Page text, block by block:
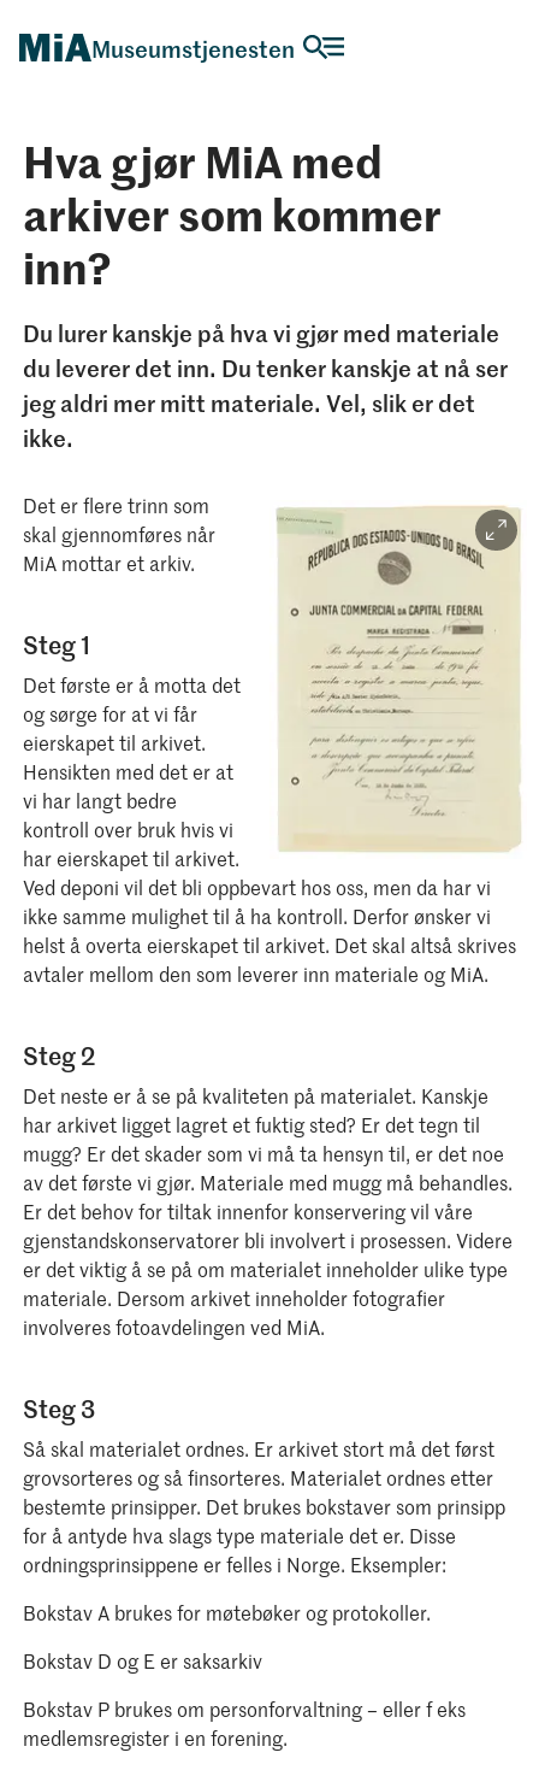
Museumstjenesten
Hva gjør MiA med
arkiver som kommer
inn?
Du lurer kanskje på hva vi gjør med materiale
du leverer det inn. Du tenker kanskje at nå ser
jeg aldri mer mitt materiale. Vel, slik er det
ikke.
Det er flere trinn som
skal gjennomføres når
MiA mottar et arkiv.
Steg 1
Det første er å motta det
og sørge for at vi får
eierskapet til arkivet.
Hensikten med det er at
vi har langt bedre
kontroll over bruk hvis vi
har eierskapet til arkivet.
Ved deponi vil det bli oppbevart hos oss, men da har vi
ikke samme mulighet til å ha kontroll. Derfor ønsker vi
helst å overta eierskapet til arkivet. Det skal altså skrives
avtaler mellom den som leverer inn materiale og MiA.
Steg 2
Det neste er å se på kvaliteten på materialet. Kanskje
har arkivet ligget lagret et fuktig sted? Er det tegn til
mugg? Er det skader som vi må ta hensyn til, er det noe
av det første vi gjør. Materiale med mugg må behandles.
Er det behov for tiltak innenfor konservering vil våre
gjenstandskonservatorer bli involvert i prosessen. Videre
er det viktig å se på om materialet inneholder ulike type
materiale. Dersom arkivet inneholder fotografier
involveres fotoavdelingen ved MiA.
Steg 3
Så skal materialet ordnes. Er arkivet stort må det først
grovsorteres og så finsorteres. Materialet ordnes etter
bestemte prinsipper. Det brukes bokstaver som prinsipp
for å antyde hva slags type materiale det er. Disse
ordningsprinsippene er felles i Norge. Eksempler:
Bokstav A brukes for møtebøker og protokoller.
Bokstav D og E er saksarkiv
Bokstav P brukes om personforvaltning – eller f eks
medlemsregister i en forening.